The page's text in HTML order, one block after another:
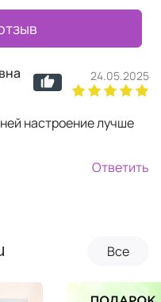
24.05.2025
настроение лучше
Ответить
Все